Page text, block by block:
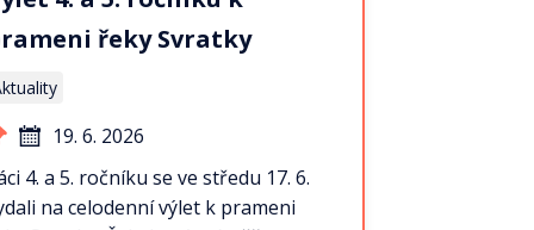
řeky Svratky
19. 6. 2026
4. a 5. ročníku se ve středu 17. 6.
na celodenní výlet k prameni